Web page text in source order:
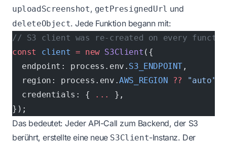
uploadScreenshot, getPresignedUrl und
deleteObject. Jede Funktion begann mit:
// S3 client was re-created on every
const
client = new S3Client ({
  endpoint: process.env.
S3_ENDPOINT ,
  region: process.env.
AWS_REGION ?? "auto"
  credentials: {
...
},
});
Das bedeutet: Jeder API-Call zum Backend, der S3
berührt, erstellte eine neue S3Client-Instanz. Der